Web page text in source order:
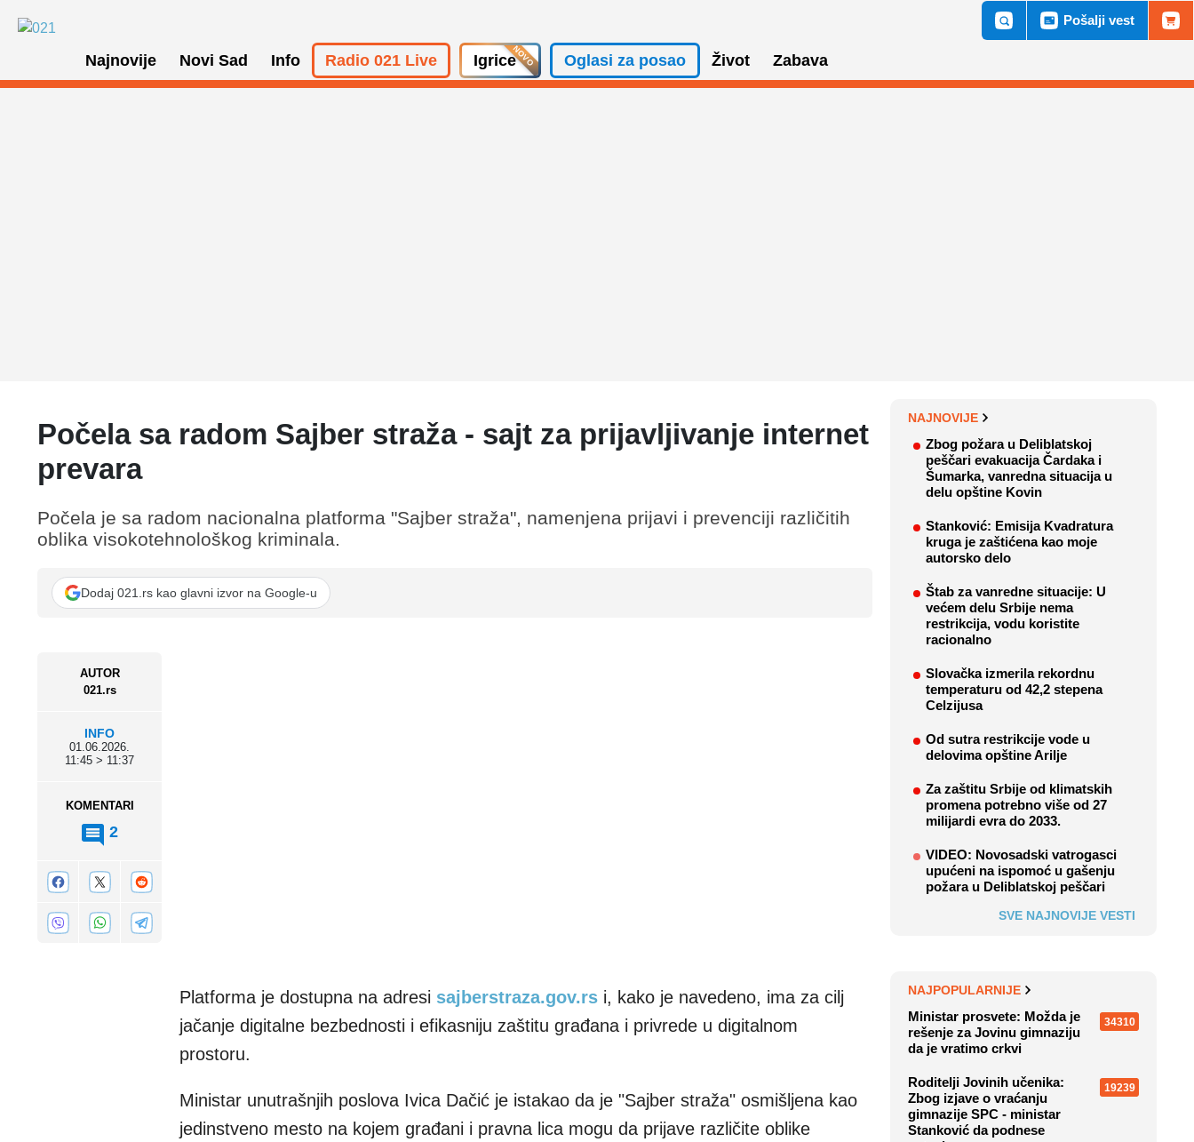
Najnovije Novi Sad Info Radio 021 Live Igrice Oglasi za posao Život Zabava
Pošalji vest
Počela sa radom Sajber straža - sajt za prijavljivanje internet
prevara
AUTOR
021.rs
INFO
01.06.2026.
11:45 > 11:37
KOMENTARI
2
Počela je sa radom nacionalna platforma "Sajber straža", namenjena prijavi i prevenciji različitih
oblika visokotehnološkog kriminala.
Dodaj 021.rs kao glavni izvor na Google-u
Platforma je dostupna na adresi sajberstraza.gov.rs i, kako je navedeno, ima za cilj
jačanje digitalne bezbednosti i efikasniju zaštitu građana i privrede u digitalnom
prostoru.
Ministar unutrašnjih poslova Ivica Dačić je istakao da je "Sajber straža" osmišljena kao
jedinstveno mesto na kojem građani i pravna lica mogu da prijave različite oblike
NAJNOVIJE
Zbog požara u Deliblatskoj
peščari evakuacija Čardaka i
Šumarka, vanredna situacija u
delu opštine Kovin
Stanković: Emisija Kvadratura
kruga je zaštićena kao moje
autorsko delo
Štab za vanredne situacije: U
većem delu Srbije nema
restrikcija, vodu koristite
racionalno
Slovačka izmerila rekordnu
temperaturu od 42,2 stepena
Celzijusa
Od sutra restrikcije vode u
delovima opštine Arilje
Za zaštitu Srbije od klimatskih
promena potrebno više od 27
milijardi evra do 2033.
VIDEO: Novosadski vatrogasci
upućeni na ispomoć u gašenju
požara u Deliblatskoj peščari
SVE NAJNOVIJE VESTI
NAJPOPULARNIJE
Ministar prosvete: Možda je
rešenje za Jovinu gimnaziju
da je vratimo crkvi
34310
Roditelji Jovinih učenika:
Zbog izjave o vraćanju
gimnazije SPC - ministar
Stanković da podnese
19239